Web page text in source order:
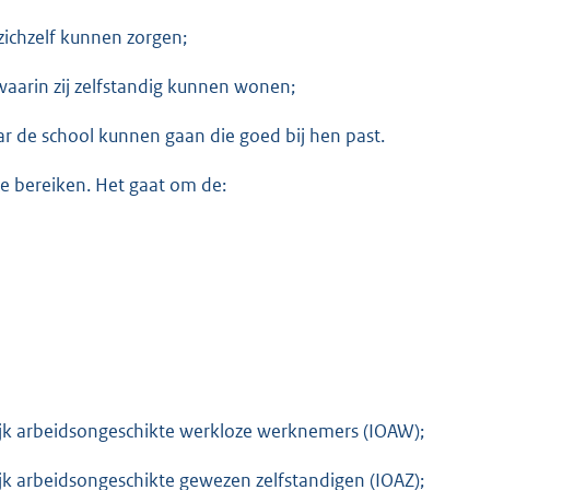
kunnen zorgen;
zij zelfstandig kunnen wonen;
de school kunnen gaan die goed bij hen past.
bereiken. Het gaat om de:
werkloze werknemers (IOAW);
gewezen zelfstandigen (IOAZ);